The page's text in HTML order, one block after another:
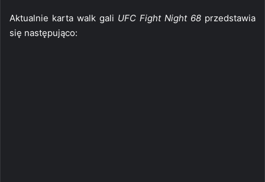
Aktualnie karta walk gali UFC Fight Night 68 przedstawia
się następująco: